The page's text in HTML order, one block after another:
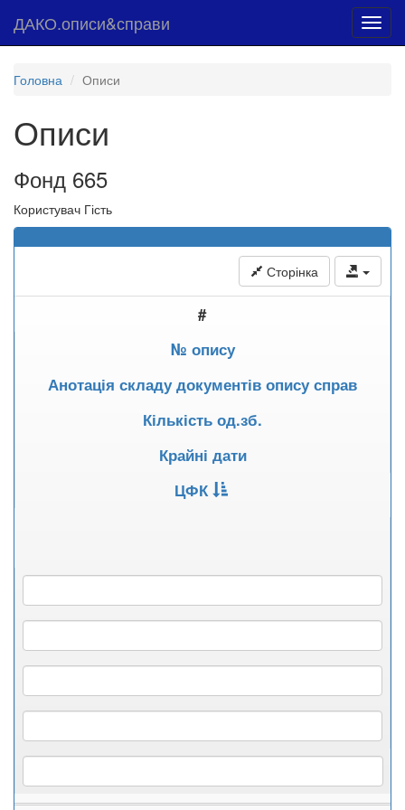
ДАКО.описи&справи
Головна Описи
Описи
Фонд 665
Користувач Гість
Сторінка
#
№ опису
Анотація складу документів опису справ
Кількість од.зб.
Крайні дати
ЦФК